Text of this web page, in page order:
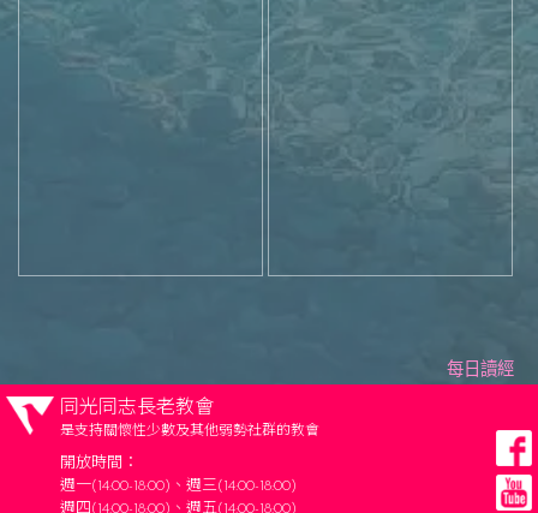
每日讀經
同光同志長老教會
是支持關懷性少數及其他弱勢社群的教會
開放時間：
週一(14:00-18:00)、週三(14:00-18:00)
週四(14:00-18:00)、週五(14:00-18:00)